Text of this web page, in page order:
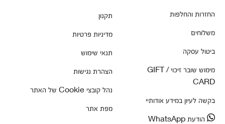
החזרות והחלפות
משלוחים
ביטול עסקה
מימוש שובר זיכוי / GIFT
CARD
בקשה לעיון במידע אודותיי
הודעת WhatsApp
תקנון
מדיניות פרטיות
תנאי שימוש
הצהרת נגישות
נהל קובצי Cookie של האתר
מפת אתר